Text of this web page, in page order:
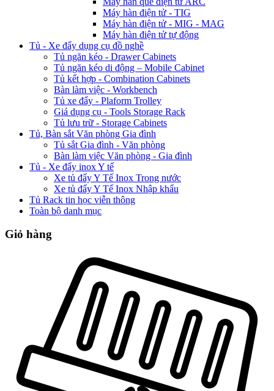
Máy hàn điện tử - TIG
Máy hàn điện tử - MIG - MAG
Máy hàn điện tử tự động
Tủ - Xe đẩy dụng cụ đồ nghề
Tủ ngăn kéo - Drawer Cabinets
Tủ ngăn kéo di động – Mobile Cabinet
Tủ kết hợp - Combination Cabinets
Bàn làm việc - Workbench
Tủ xe đẩy - Plaform Trolley
Giá dụng cụ - Tools Storage Rack
Tủ lưu trữ - Storage Cabinets
Tủ, Bàn sắt Văn phòng Gia đình
Tủ sắt Gia đình - Văn phòng
Bàn làm việc Văn phòng - Gia đình
Tủ - Xe đẩy inox Y tế
Xe tủ đẩy Y Tế Inox Trong nước
Xe tủ đẩy Y Tế Inox Nhập khẩu
Tủ Rack tin học viễn thông
Toàn bộ danh mục
Giỏ hàng